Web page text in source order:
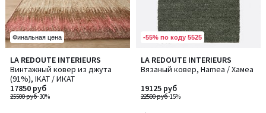
Финальная цена
LA REDOUTE INTERIEURS
Винтажный ковер из джута
(91%), IKAT / ИКАТ
25500 руб-30%
17850 руб
-55% по коду 5525
LA REDOUTE INTERIEURS
Вязаный ковер, Hamea / Хамеа
22500 руб-15%
19125 руб
2
/